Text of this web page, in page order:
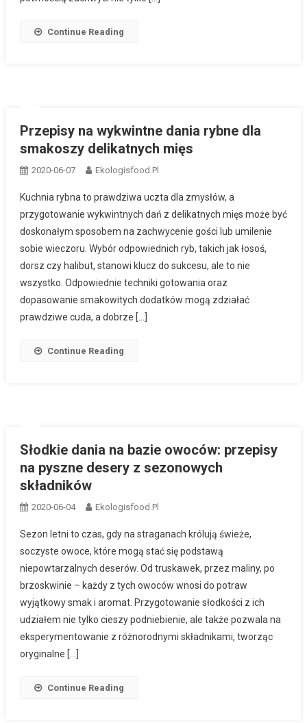
Continue Reading
Przepisy na wykwintne dania rybne dla
smakoszy delikatnych mięs
2020-06-07 Ekologisfood.pl
Kuchnia rybna to prawdziwa uczta dla zmysłów, a
przygotowanie wykwintnych dań z delikatnych mięs może być
doskonałym sposobem na zachwycenie gości lub umilenie
sobie wieczoru. Wybór odpowiednich ryb, takich jak łosoś,
dorsz czy halibut, stanowi klucz do sukcesu, ale to nie
wszystko. Odpowiednie techniki gotowania oraz
dopasowanie smakowitych dodatków mogą zdziałać
prawdziwe cuda, a dobrze […]
Continue Reading
Słodkie dania na bazie owoców: przepisy
na pyszne desery z sezonowych
składników
2020-06-04 Ekologisfood.pl
Sezon letni to czas, gdy na straganach królują świeże,
soczyste owoce, które mogą stać się podstawą
niepowtarzalnych deserów. Od truskawek, przez maliny, po
brzoskwinie – każdy z tych owoców wnosi do potraw
wyjątkowy smak i aromat. Przygotowanie słodkości z ich
udziałem nie tylko cieszy podniebienie, ale także pozwala na
eksperymentowanie z różnorodnymi składnikami, tworząc
oryginalne […]
Continue Reading